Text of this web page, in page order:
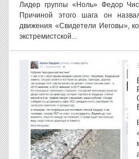
Лидер группы «Ноль» Федор
Причиной этого шага он
движения «Свидетели Иеговы»,
экстремистской...